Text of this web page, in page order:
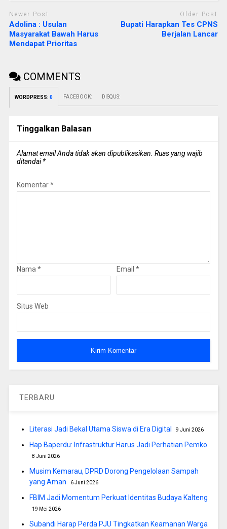
Newer Post
Adolina : Usulan
Masyarakat Bawah Harus
Mendapat Prioritas
Older Post
Bupati Harapkan Tes CPNS
Berjalan Lancar
COMMENTS
WORDPRESS: 0 FACEBOOK: DISQUS:
Tinggalkan Balasan
Alamat email Anda tidak akan dipublikasikan. Ruas yang wajib
ditandai*
Komentar*
Nama * Email *
Situs Web
TERBARU
Literasi Jadi Bekal Utama Siswa di Era Digital 9 Juni 2026
Hap Baperdu: Infrastruktur Harus Jadi Perhatian Pemko
8 Juni 2026
Musim Kemarau, DPRD Dorong Pengelolaan Sampah
yang Aman
6 Juni 2026
FBIM Jadi Momentum Perkuat Identitas Budaya Kalteng
19 Mei 2026
Subandi Harap Perda PJU Tingkatkan Keamanan Warga